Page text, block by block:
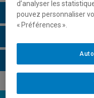
Horaire - Été 2026
d’analyser les
pouvez personnaliser
« Préférences ».